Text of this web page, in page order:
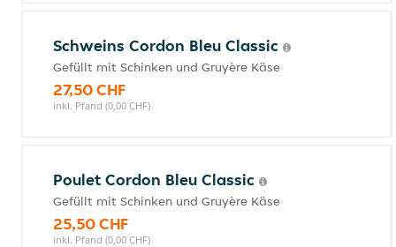
Schweins Cordon Bleu Classic
Gefüllt mit Schinken und Gruyère Käse
27,50 CHF
inkl. Pfand (0,00 CHF)
Poulet Cordon Bleu Classic
Gefüllt mit Schinken und Gruyère Käse
25,50 CHF
inkl. Pfand (0,00 CHF)